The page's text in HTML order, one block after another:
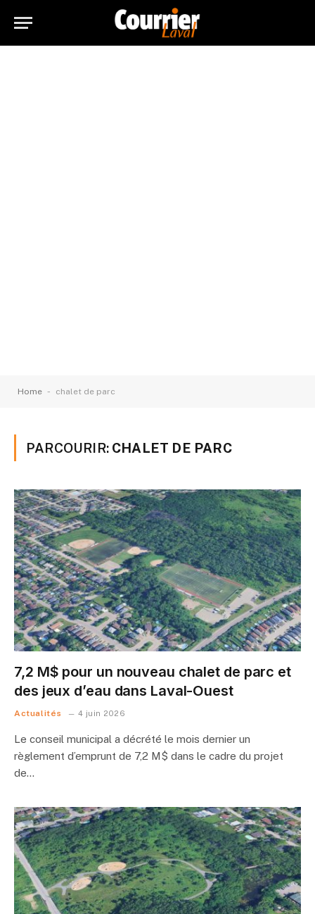
Home - chalet de parc
PARCOURIR: CHALET DE PARC
7,2 M$ pour un nouveau chalet de parc et
des jeux d’eau dans Laval-Ouest
Actualités 4 juin 2026
Le conseil municipal a décrété le mois dernier un
règlement d’emprunt de 7,2 M$ dans le cadre du projet
de…